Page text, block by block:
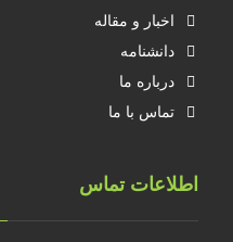
اخبار و مقاله
دانشنامه
درباره ما
تماس با ما
اطلاعات تماس